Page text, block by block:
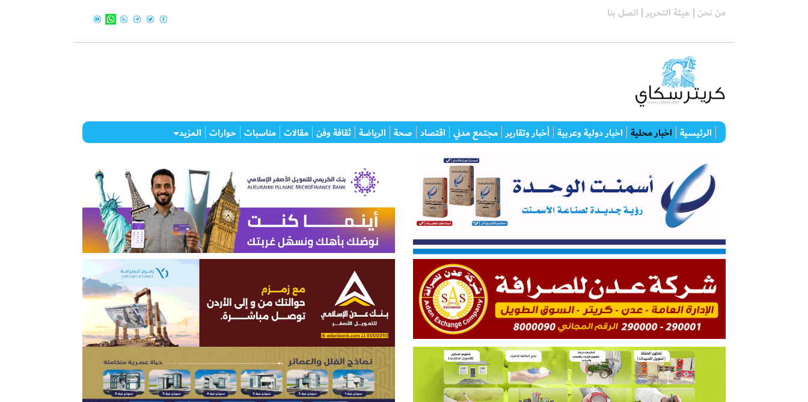
من نحن | هيئة التحرير | اتصل بنا
الرئيسية اخبار محلية اخبار دولية وعربية أخبار وتقارير مجتمع مدني اقتصاد صحة الرياضة ثقافة وفن مقالات مناسبات حوارات المزيد